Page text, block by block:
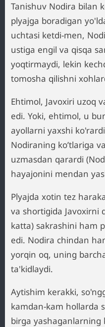
Tanishuv Nodira bilan
plyajga boradigan
uchtasi ketdi-men,
ustiga engil va qisqa
yoqtirmaydi, lekin
tomosha qilishni
Ehtimol, Javoxiri uzoq
edi. Yoki, ehtimol, u
ayollarni yaxshi
Nodiraning ko’tlariga
uzmasdan qarardi
hayajonini mendan
Plyajda xotin tez
va shortigida Javoxirni
katta) sakrashini ham
edi. Nodira chindan
yorqin oq, uning
ta'kidlaydi.
Aytishim kerakki,
kamdan-kam hollarda
birga yashaganlarning